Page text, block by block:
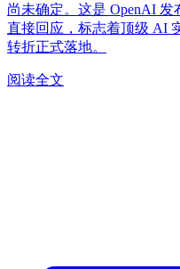
尚未确定。这是 OpenAI 发
直接回应，标志着顶级 AI
转折正式落地。
阅读全文